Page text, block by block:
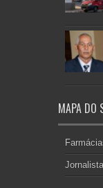
MAPA DO